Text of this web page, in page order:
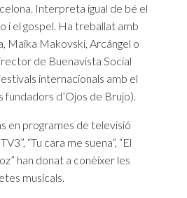
Interpreta igual de bé el
i el gospel. Ha treballat amb
Maika Makovski, Arcángel o
de Buenavista Social
internacionals amb el
fundadors d’Ojos de Brujo).
en programes de televisió
“Tu cara me suena”, “El
han donat a conèixer les
musicals.